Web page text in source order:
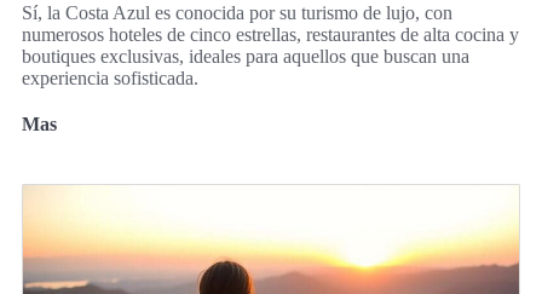
Sí, la Costa Azul es conocida por su turismo de lujo, con
numerosos hoteles de cinco estrellas, restaurantes de alta cocina y
boutiques exclusivas, ideales para aquellos que buscan una
experiencia sofisticada.
Mas